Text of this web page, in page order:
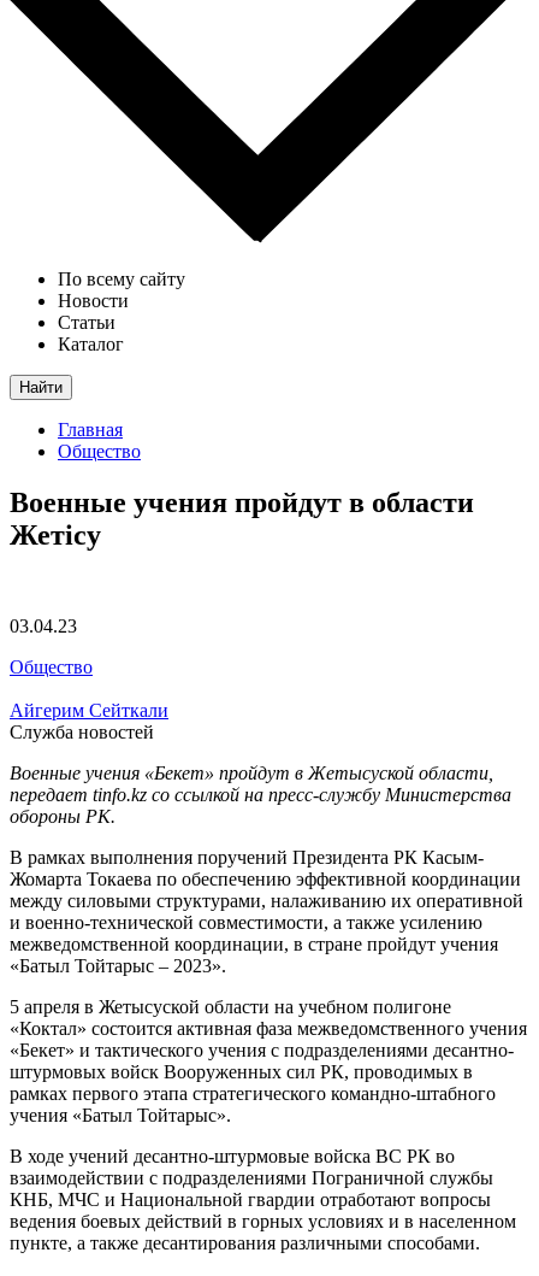
По всему сайту
Новости
Статьи
Каталог
Найти
Главная
Общество
Военные учения пройдут в области
Жетісу
03.04.23
Общество
Айгерим Сейткали
Служба новостей
Военные учения «Бекет» пройдут в Жетысуской области,
передает tinfo.kz cо ссылкой на пресс-службу Министерства
обороны РК.
В рамках выполнения поручений Президента РК Касым-
Жомарта Токаева по обеспечению эффективной координации
между силовыми структурами, налаживанию их оперативной
и военно-технической совместимости, а также усилению
межведомственной координации, в стране пройдут учения
«Батыл Тойтарыс – 2023».
5 апреля в Жетысуской области на учебном полигоне
«Коктал» состоится активная фаза межведомственного учения
«Бекет» и тактического учения с подразделениями десантно-
штурмовых войск Вооруженных сил РК, проводимых в
рамках первого этапа стратегического командно-штабного
учения «Батыл Тойтарыс».
В ходе учений десантно-штурмовые войска ВС РК во
взаимодействии с подразделениями Пограничной службы
КНБ, МЧС и Национальной гвардии отработают вопросы
ведения боевых действий в горных условиях и в населенном
пункте, а также десантирования различными способами.